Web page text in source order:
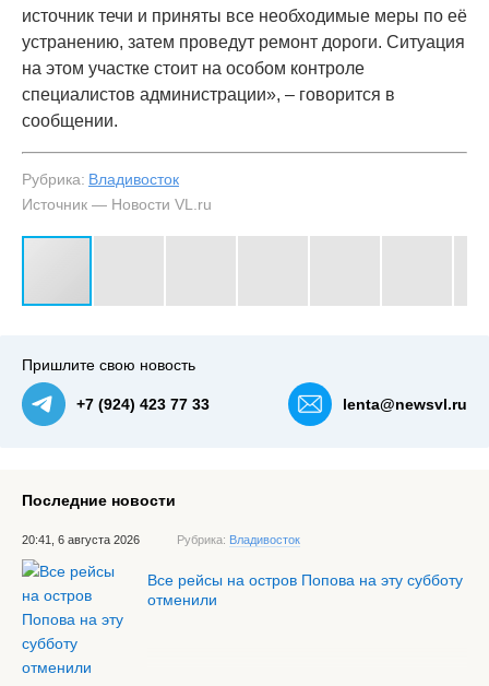
источник течи и приняты все необходимые меры по её
устранению, затем проведут ремонт дороги. Ситуация
на этом участке стоит на особом контроле
специалистов администрации», – говорится в
сообщении.
Рубрика: Владивосток
Источник — Новости VL.ru
Пришлите свою новость
+7 (924) 423 77 33 lenta@newsvl.ru
Последние новости
20:41, 6 августа 2026 Рубрика: Владивосток
Все рейсы на остров Попова на эту субботу
отменили